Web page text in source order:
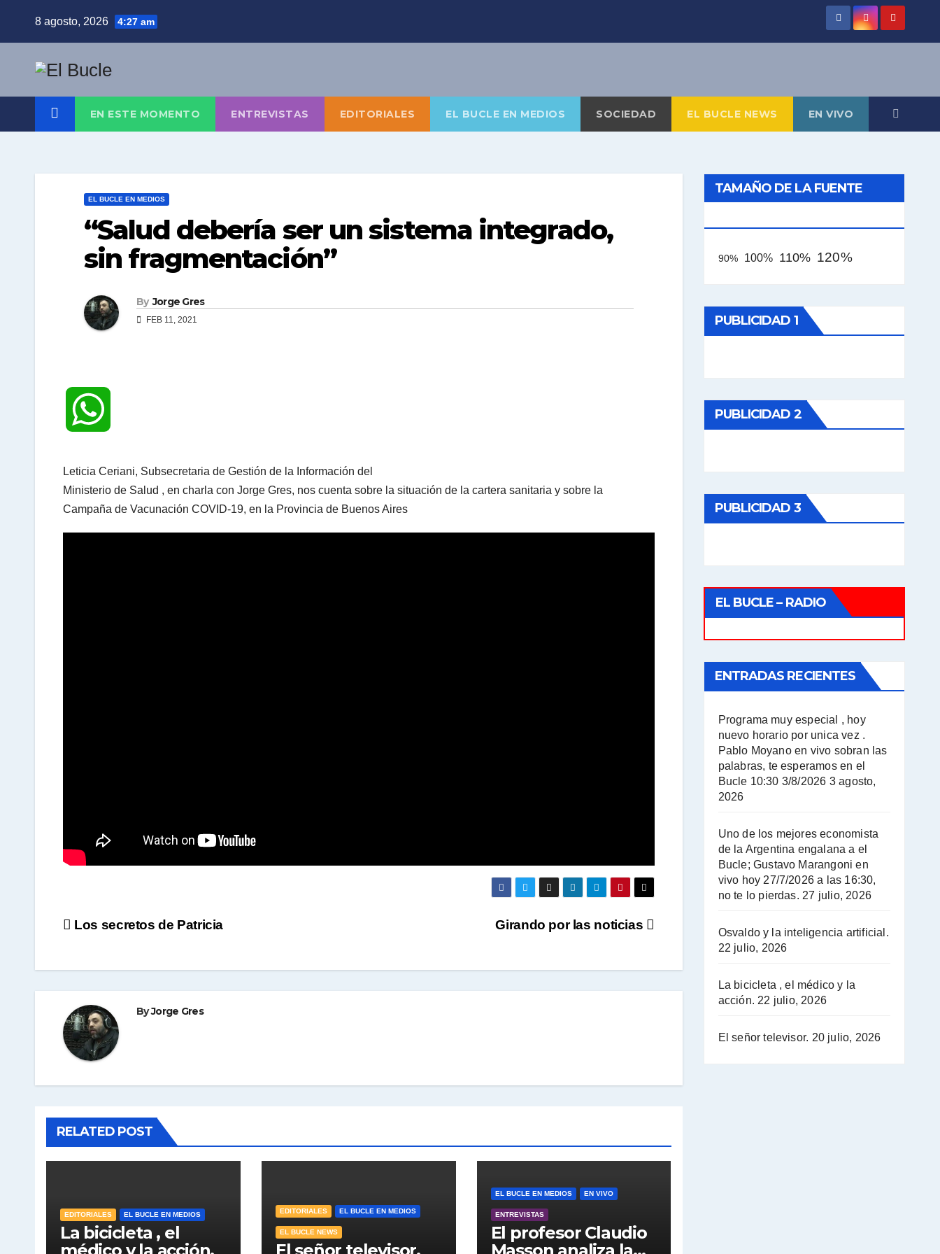
8 agosto, 2026 4:27 am
EN ESTE MOMENTO ENTREVISTAS EDITORIALES EL BUCLE EN MEDIOS SOCIEDAD EL BUCLE NEWS EN VIVO
EL BUCLE EN MEDIOS
“Salud debería ser un sistema integrado,
sin fragmentación”
By Jorge Gres
FEB 11, 2021
Leticia Ceriani, Subsecretaria de Gestión de la Información del
Ministerio de Salud , en charla con Jorge Gres, nos cuenta sobre la situación de la cartera sanitaria y sobre la
Campaña de Vacunación COVID-19, en la Provincia de Buenos Aires
Navegación
entradas
Girando por las noticias
Los secretos de Patricia
ByJorge Gres
RELATED POST
EDITORIALES EL BUCLE EN MEDIOS
La bicicleta , el
médico y la acción.
EDITORIALES EL BUCLE EN MEDIOS
EL BUCLE NEWS
El señor televisor.
EL BUCLE EN MEDIOS EN VIVO
ENTREVISTAS
El profesor Claudio
Masson analiza la
TAMAÑO DE LA FUENTE
90% 100% 110% 120%
PUBLICIDAD 1
PUBLICIDAD 2
PUBLICIDAD 3
EL BUCLE – RADIO
ENTRADAS RECIENTES
Programa muy especial , hoy
nuevo horario por unica vez .
Pablo Moyano en vivo sobran las
palabras, te esperamos en el
Bucle 10:30 3/8/2026 3 agosto,
2026
Uno de los mejores economista
de la Argentina engalana a el
Bucle; Gustavo Marangoni en
vivo hoy 27/7/2026 a las 16:30,
no te lo pierdas. 27 julio, 2026
Osvaldo y la inteligencia artificial.
22 julio, 2026
La bicicleta , el médico y la
acción. 22 julio, 2026
El señor televisor. 20 julio, 2026